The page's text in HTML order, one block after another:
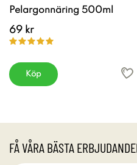
Pelargonnäring 500ml
69 kr
Köp
FÅ VÅRA BÄSTA